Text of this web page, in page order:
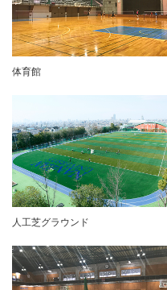
体育館
人工芝グラウンド